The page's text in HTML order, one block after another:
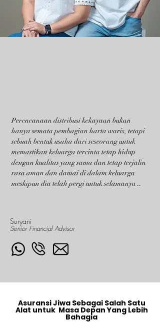
Perencanaan distribusi kekayaan bukan
hanya semata pembagian harta waris, tetapi
sebuah bentuk usaha dari seseorang untuk
memastikan keluarga tercinta tetap hidup
dengan kualitas yang sama dan tetap terjalin
rasa aman dan damai di dalam keluarga
meskipun dia telah pergi untuk selamanya ..
Suryani
Senior Financial Advisor
Asuransi Jiwa Sebagai Salah Satu
Alat untuk Masa Depan Yang Lebih
Bahagia